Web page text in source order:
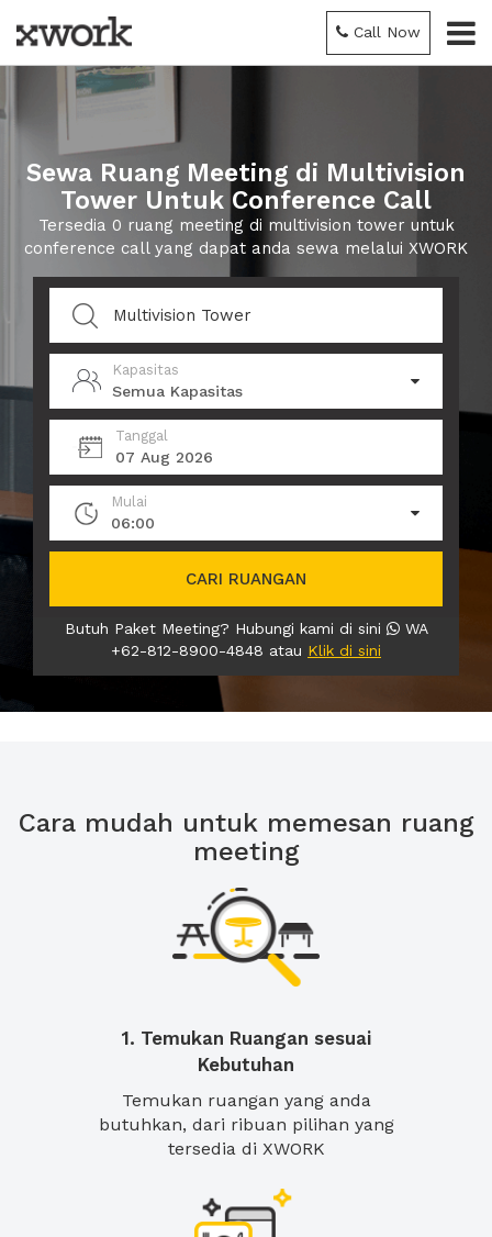
Call Now
Sewa Ruang Meeting di Multivision
Tower Untuk Conference Call
Tersedia 0 ruang meeting di multivision tower untuk
conference call yang dapat anda sewa melalui XWORK
Kapasitas
Semua Kapasitas
Tanggal
07 Aug 2026
Mulai
06:00
CARI RUANGAN
Butuh Paket Meeting? Hubungi kami di sini
WA
+62-812-8900-4848 atau Klik di sini
Cara mudah untuk memesan ruang
meeting
1. Temukan Ruangan sesuai
Kebutuhan
Temukan ruangan yang anda
butuhkan, dari ribuan pilihan yang
tersedia di XWORK